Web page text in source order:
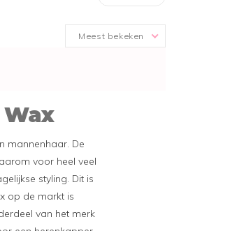
Meest bekeken
mannenhaar. De
voor heel veel
styling. Dit is
op de markt is
van het merk